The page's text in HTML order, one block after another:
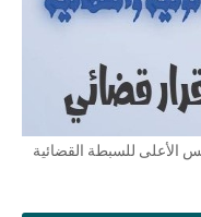
الأعلى للسبطة القضائية